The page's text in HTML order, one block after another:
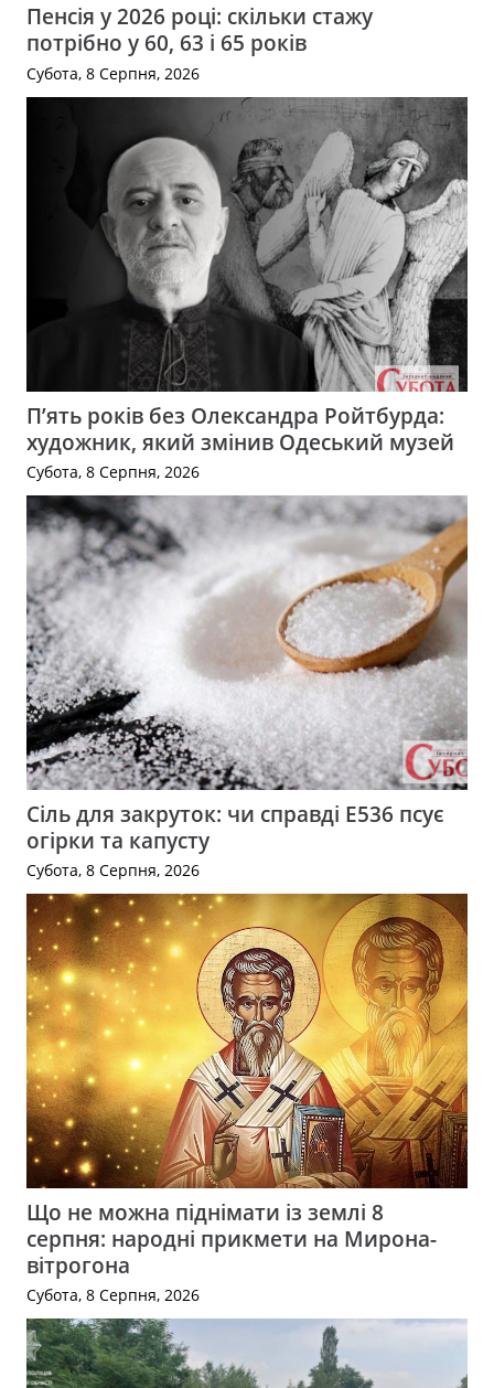
Пенсія у 2026 році: скільки стажу
потрібно у 60, 63 і 65 років
Субота, 8 Серпня, 2026
П’ять років без Олександра Ройтбурда:
художник, який змінив Одеський музей
Субота, 8 Серпня, 2026
Сіль для закруток: чи справді Е536 псує
огірки та капусту
Субота, 8 Серпня, 2026
Що не можна піднімати із землі 8
серпня: народні прикмети на Мирона-
вітрогона
Субота, 8 Серпня, 2026